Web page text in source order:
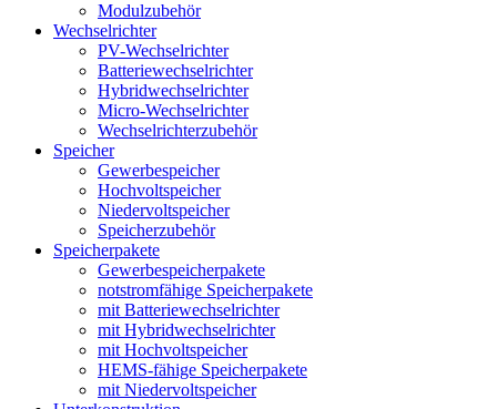
Modulzubehör
Wechselrichter
PV-Wechselrichter
Batteriewechselrichter
Hybridwechselrichter
Micro-Wechselrichter
Wechselrichterzubehör
Speicher
Gewerbespeicher
Hochvoltspeicher
Niedervoltspeicher
Speicherzubehör
Speicherpakete
Gewerbespeicherpakete
notstromfähige Speicherpakete
mit Batteriewechselrichter
mit Hybridwechselrichter
mit Hochvoltspeicher
HEMS-fähige Speicherpakete
mit Niedervoltspeicher